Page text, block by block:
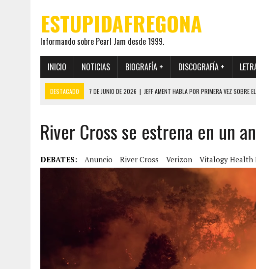
ESTUPIDAFREGONA
Informando sobre Pearl Jam desde 1999.
INICIO NOTICIAS BIOGRAFÍA + DISCOGRAFÍA +
DESTACADO 7 DE JUNIO DE 2026 | JEFF AMENT HABLA POR PRIMERA VEZ SOBRE
19 DE MAYO DE 2026
EL ENCUENTRO ENTRE NEIL YOUNG Y PEARL JAM QUE MARCÓ
12 DE MAYO DE 2026 | PEARL JAM REAPARECEN EN OHANA 2026 EN MEDIO DE LA
28 DE JULIO DE 2026
JEFF AMENT PUBLICA SINCE FOREVER, UN LIBRO CON
River Cross se estrena en un
DEBATES: Anuncio River Cross Verizon Vitalogy Health